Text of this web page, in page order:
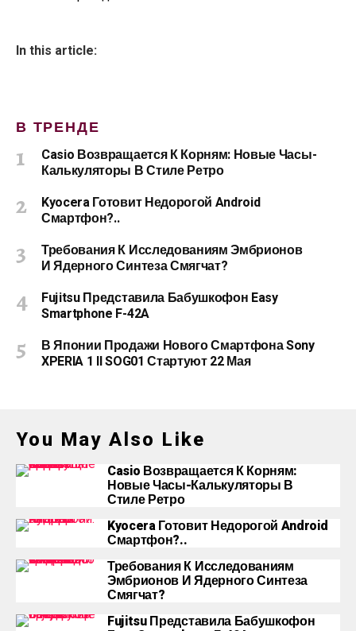
In this article:
В ТРЕНДЕ
Casio Возвращается К Корням: Новые Часы-
Калькуляторы В Стиле Ретро
Kyocera Готовит Недорогой Android
Смартфон?..
Требования К Исследованиям Эмбрионов
И Ядерного Синтеза Смягчат?
Fujitsu Представила Бабушкофон Easy
Smartphone F-42A
В Японии Продажи Нового Смартфона Sony
XPERIA 1 II SOG01 Стартуют 22 Мая
You May Also Like
Casio Возвращается К Корням:
Новые Часы-Калькуляторы В
Стиле Ретро
Kyocera Готовит Недорогой Android
Смартфон?..
Требования К Исследованиям
Эмбрионов И Ядерного Синтеза
Смягчат?
Fujitsu Представила Бабушкофон